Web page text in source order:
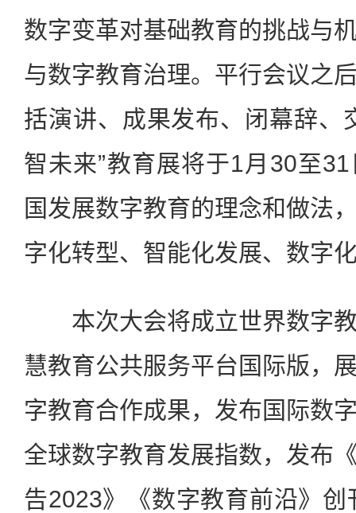
数字变革对基础教育的挑战与
与数字教育治理。平行会议之
括演讲、成果发布、闭幕辞、
智未来”教育展将于1月30至
国发展数字教育的理念和做法
字化转型、智能化发展、数字
本次大会将成立世界数字教
慧教育公共服务平台国际版，
字教育合作成果，发布国际数
全球数字教育发展指数，发布
告2023》《数字教育前沿》